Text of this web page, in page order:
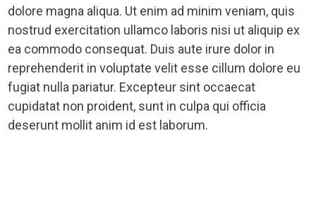
dolore magna aliqua. Ut enim ad minim veniam, quis
nostrud exercitation ullamco laboris nisi ut aliquip ex
ea commodo consequat. Duis aute irure dolor in
reprehenderit in voluptate velit esse cillum dolore eu
fugiat nulla pariatur. Excepteur sint occaecat
cupidatat non proident, sunt in culpa qui officia
deserunt mollit anim id est laborum.